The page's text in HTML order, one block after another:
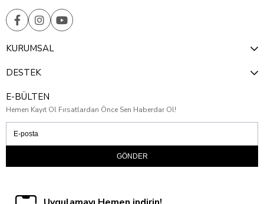
KURUMSAL
DESTEK
E-BÜLTEN
Hemen Kayıt Ol Fırsatlardan Önce Sen Haberdar Ol!
GÖNDER